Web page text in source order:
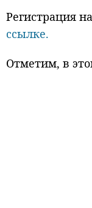
Регистрация
ссылке.
Отметим, в